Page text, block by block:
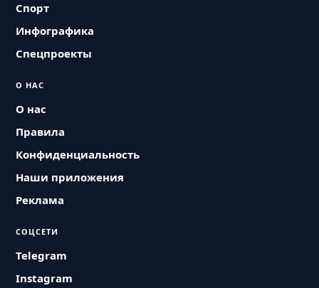
Спорт
Инфографика
Спецпроекты
О НАС
О нас
Правила
Конфиденциальность
Наши приложения
Реклама
СОЦСЕТИ
Telegram
Instagram